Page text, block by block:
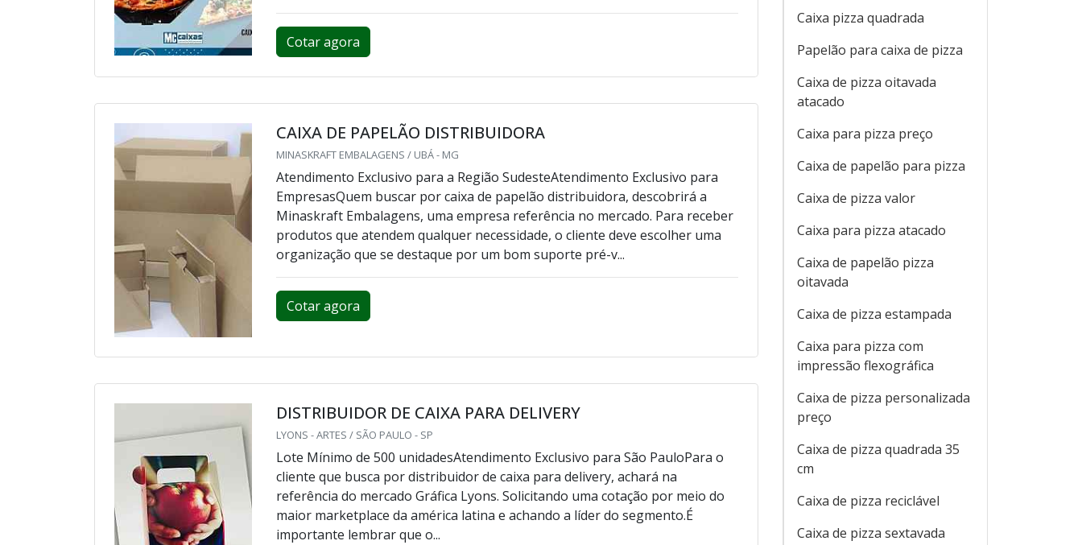
Cotar agora
CAIXA DE PAPELÃO DISTRIBUIDORA
MINASKRAFT EMBALAGENS / UBÁ - MG
Atendimento Exclusivo para a Região SudesteAtendimento Exclusivo para
EmpresasQuem buscar por caixa de papelão distribuidora, descobrirá a
Minaskraft Embalagens, uma empresa referência no mercado. Para receber
produtos que atendem qualquer necessidade, o cliente deve escolher uma
organização que se destaque por um bom suporte pré-v...
Cotar agora
DISTRIBUIDOR DE CAIXA PARA DELIVERY
LYONS - ARTES / SÃO PAULO - SP
Lote Mínimo de 500 unidadesAtendimento Exclusivo para São PauloPara o
cliente que busca por distribuidor de caixa para delivery, achará na
referência do mercado Gráfica Lyons. Solicitando uma cotação por meio do
maior marketplace da américa latina e achando a líder do segmento.É
importante lembrar que o...
Caixa pizza quadrada
Papelão para caixa de pizza
Caixa de pizza oitavada
atacado
Caixa para pizza preço
Caixa de papelão para pizza
Caixa de pizza valor
Caixa para pizza atacado
Caixa de papelão pizza
oitavada
Caixa de pizza estampada
Caixa para pizza com
impressão flexográfica
Caixa de pizza personalizada
preço
Caixa de pizza quadrada 35
cm
Caixa de pizza reciclável
Caixa de pizza sextavada